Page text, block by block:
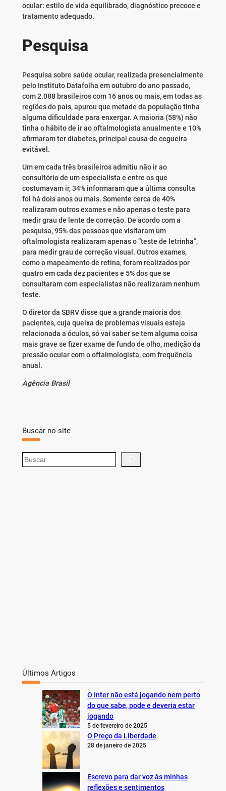
ocular: estilo de vida equilibrado, diagnóstico precoce e
tratamento adequado.
Pesquisa
Pesquisa sobre saúde ocular, realizada presencialmente
pelo Instituto Datafolha em outubro do ano passado,
com 2.088 brasileiros com 16 anos ou mais, em todas as
regiões do país, apurou que metade da população tinha
alguma dificuldade para enxergar. A maioria (58%) não
tinha o hábito de ir ao oftalmologista anualmente e 10%
afirmaram ter diabetes, principal causa de cegueira
evitável.
Um em cada três brasileiros admitiu não ir ao
consultório de um especialista e entre os que
costumavam ir, 34% informaram que a última consulta
foi há dois anos ou mais. Somente cerca de 40%
realizaram outros exames e não apenas o teste para
medir grau de lente de correção. De acordo com a
pesquisa, 95% das pessoas que visitaram um
oftalmologista realizaram apenas o “teste de letrinha”,
para medir grau de correção visual. Outros exames,
como o mapeamento de retina, foram realizados por
quatro em cada dez pacientes e 5% dos que se
consultaram com especialistas não realizaram nenhum
teste.
O diretor da SBRV disse que a grande maioria dos
pacientes, cuja queixa de problemas visuais esteja
relacionada a óculos, só vai saber se tem alguma coisa
mais grave se fizer exame de fundo de olho, medição da
pressão ocular com o oftalmologista, com frequência
anual.
Agência Brasil
Buscar no site
S
e
Últimos Artigos
O Inter não está jogando nem perto
do que sabe, pode e deveria estar
jogando
5 de fevereiro de 2025
O Preço da Liberdade
28 de janeiro de 2025
Escrevo para dar voz às minhas
reflexões e sentimentos